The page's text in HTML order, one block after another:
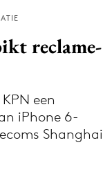
Adformatie
reclame-
een
iPhone 6-
Shanghai